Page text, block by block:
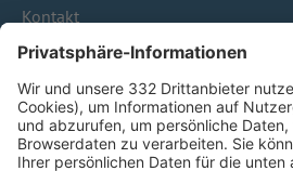
Kontakt
HÄUFIG BESUCHTE SEITEN
Pässe und Vereinswechsel
Trainerausbildung